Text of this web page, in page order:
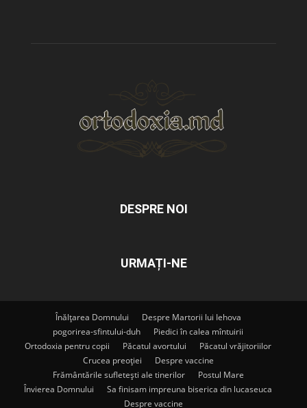
DESPRE NOI
URMAȚI-NE
Înălțarea Domnului
Despre Martorii lui Iehova
pogorirea-sfintului-duh
Piedici în calea mîntuirii
Ortodoxia pentru copii
Păcatul avortului
Păcatul vrăjitoriilor
Crucea preoției
Despre vaccine
Frământările sufletești ale tinerilor
Postul Mare
Învierea Domnului
Sa finisam impreuna biserica din lucaseuca
Despre vaccine